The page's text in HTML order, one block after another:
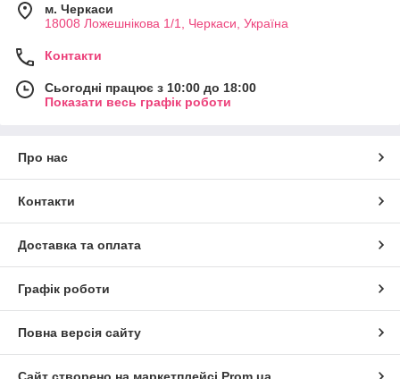
м. Черкаси
18008 Ложешнікова 1/1, Черкаси, Україна
Контакти
Сьогодні працює з 10:00 до 18:00
Показати весь графік роботи
Про нас
Контакти
Доставка та оплата
Графік роботи
Повна версія сайту